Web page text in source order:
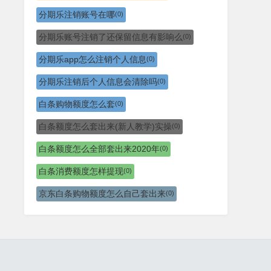
分期乐注销账号在哪(0)
分期乐账号注销了还保留信息有影响么 (0)
分期乐app怎么注销个人信息(0)
分期乐注销后个人信息会清除吗(0)
白条购物额度怎么套(0)
白条额度怎么套出来(新人教学)实操(0)
白条额度怎么全部套出来2020年(0)
白条消费额度怎样提现(0)
京东白条购物额度怎么自己套出来(0)